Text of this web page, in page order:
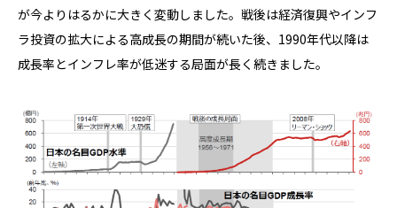
が今よりはるかに大きく変動しました。戦後は経済復興やインフ
ラ投資の拡大による高成長の期間が続いた後、1990年代以降は
成長率とインフレ率が低迷する局面が長く続きました。